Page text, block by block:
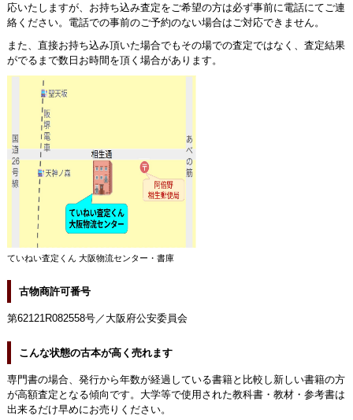
応いたしますが、お持ち込み査定をご希望の方は必ず事前に電話にてご連
絡ください。電話での事前のご予約のない場合はご対応できません。
また、直接お持ち込み頂いた場合でもその場での査定ではなく、査定結果
がでるまで数日お時間を頂く場合があります。
ていねい査定くん 大阪物流センター・書庫
古物商許可番号
第62121R082558号／大阪府公安委員会
こんな状態の古本が高く売れます
専門書の場合、発行から年数が経過している書籍と比較し新しい書籍の方
が高額査定となる傾向です。大学等で使用された教科書・教材・参考書は
出来るだけ早めにお売りください。